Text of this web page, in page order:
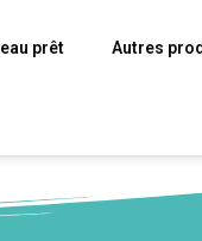
prêt Autres